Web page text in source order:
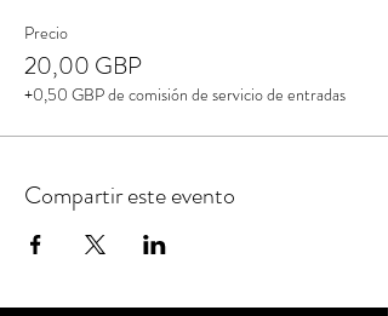
Precio
20,00 GBP
+0,50 GBP de comisión de servicio de entradas
Compartir este evento